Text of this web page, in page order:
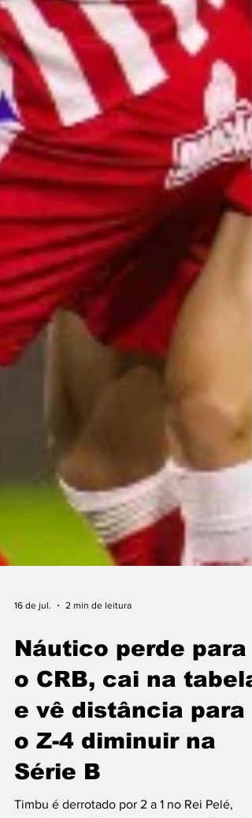
Náutico perde para
o CRB, cai na tabela
e vê distância para